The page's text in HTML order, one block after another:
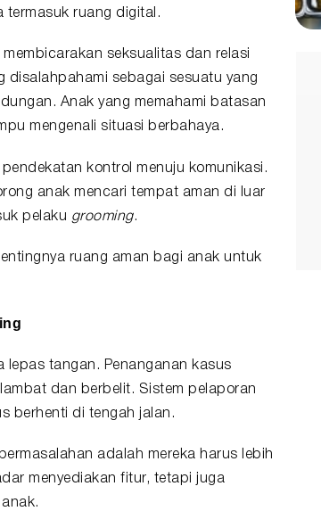
termasuk ruang digital.
seksualitas dan relasi
disalahpahami sebagai sesuatu yang
Anak yang memahami batasan
mengenali situasi berbahaya.
kontrol menuju komunikasi.
anak mencari tempat aman di luar
pelaku grooming.
ruang aman bagi anak untuk
lepas tangan. Penanganan kasus
dan berbelit. Sistem pelaporan
berhenti di tengah jalan.
adalah mereka harus lebih
menyediakan fitur, tetapi juga